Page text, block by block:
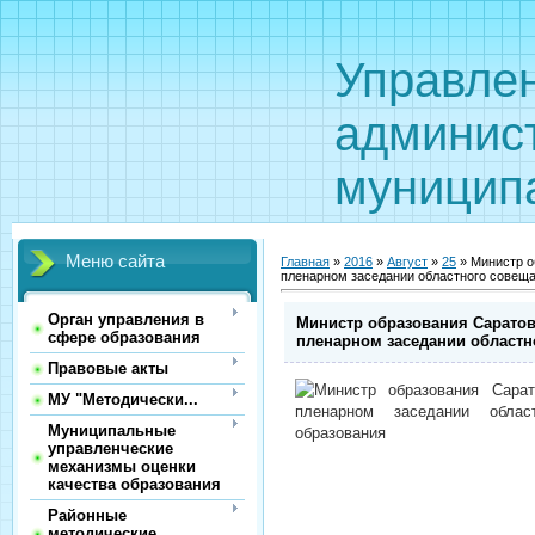
Меню сайта
Орган управления в
сфере образования
Правовые акты
МУ "Методически...
Муниципальные
управленческие
механизмы оценки
качества образования
Районные
Главная » 2016 » Август » 25 » Министр
пленарном заседании областного
Министр образования
пленарном заседании